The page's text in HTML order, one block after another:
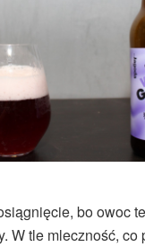
bo owoc
W tle mleczność, co